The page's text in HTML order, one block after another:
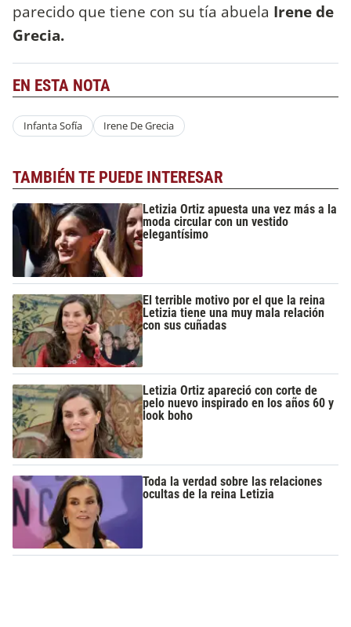
parecido que tiene con su tía abuela Irene de
Grecia.
EN ESTA NOTA
Infanta Sofía Irene De Grecia
TAMBIÉN TE PUEDE INTERESAR
Letizia Ortiz apuesta una vez más a la
moda circular con un vestido
elegantísimo
El terrible motivo por el que la reina
Letizia tiene una muy mala relación
con sus cuñadas
Letizia Ortiz apareció con corte de
pelo nuevo inspirado en los años 60 y
look boho
Toda la verdad sobre las relaciones
ocultas de la reina Letizia